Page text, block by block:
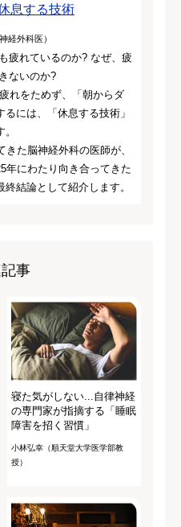
息する技術
経外科医）
疲れているのか? なぜ、疲
ないのか?
れをためず、「朝からダ
には、「休息する技術」
た脳神経外科の医師が、
年にわたり向き合ってきた
結論として紹介します。
事
寝た気がしない...自律神経
の専門家が指摘する「睡眠
障害を招く習慣」
小林弘幸（順天堂大学医学部教
授）